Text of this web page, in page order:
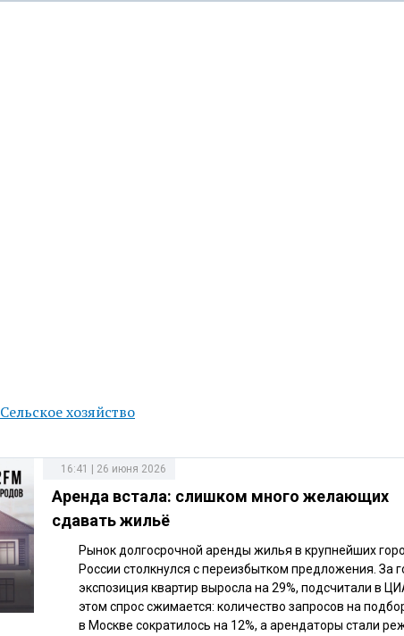
Сельское хозяйство
16:41 | 26 июня 2026
Аренда встала: слишком много желающих
сдавать жильё
Рынок долгосрочной аренды жилья в крупнейших
России столкнулся с переизбытком предложения. За
экспозиция квартир выросла на 29%, подсчитали в
этом спрос сжимается: количество запросов на
в Москве сократилось на 12%, а арендаторы стали